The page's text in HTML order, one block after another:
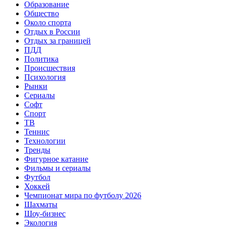
Образование
Общество
Около спорта
Отдых в России
Отдых за границей
ПДД
Политика
Происшествия
Психология
Рынки
Сериалы
Софт
Спорт
ТВ
Теннис
Технологии
Тренды
Фигурное катание
Фильмы и сериалы
Футбол
Хоккей
Чемпионат мира по футболу 2026
Шахматы
Шоу-бизнес
Экология